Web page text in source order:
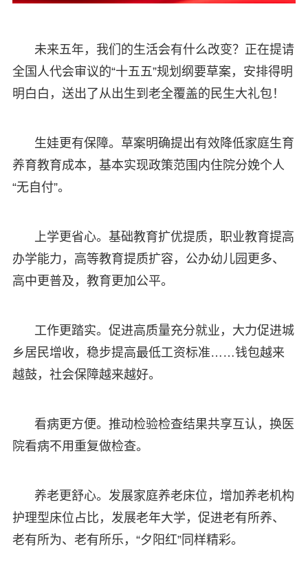
未来五年，我们的生活会有什么改变？正在提请
全国人代会审议的“十五五”规划纲要草案，安排得明
明白白，送出了从出生到老全覆盖的民生大礼包！
生娃更有保障。草案明确提出有效降低家庭生育
养育教育成本，基本实现政策范围内住院分娩个人
“无自付”。
上学更省心。基础教育扩优提质，职业教育提高
办学能力，高等教育提质扩容，公办幼儿园更多、
高中更普及，教育更加公平。
工作更踏实。促进高质量充分就业，大力促进城
乡居民增收，稳步提高最低工资标准……钱包越来
越鼓，社会保障越来越好。
看病更方便。推动检验检查结果共享互认，换医
院看病不用重复做检查。
养老更舒心。发展家庭养老床位，增加养老机构
护理型床位占比，发展老年大学，促进老有所养、
老有所为、老有所乐，“夕阳红”同样精彩。